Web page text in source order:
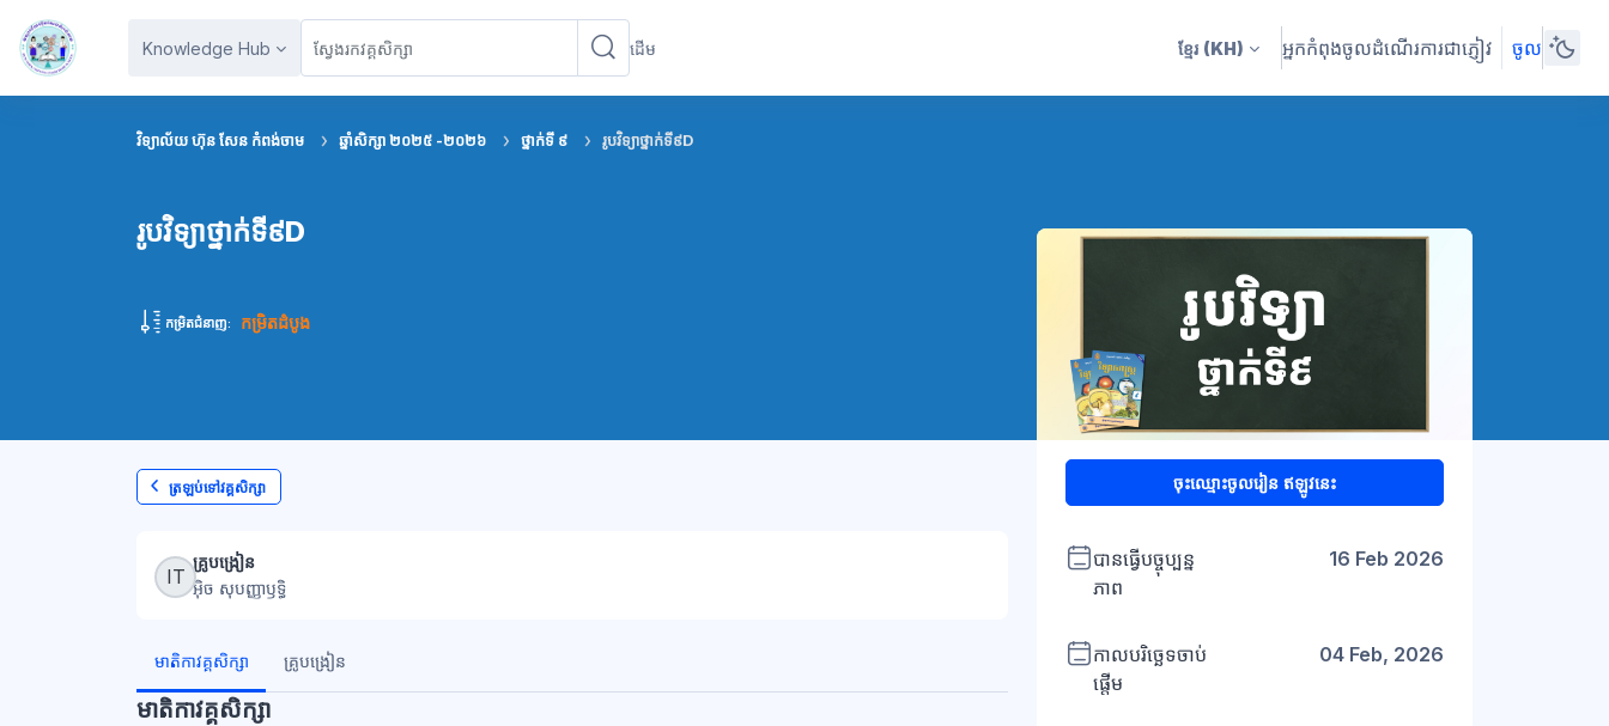
រំលងទៅកាន់មាតិកាមេ
Knowledge Hub
ស្វែងរកវគ្គសិក្សា
ដើម ខ្មែរ (KH) អ្នកកំពុងចូលដំណើរការជាភ្ញៀវ ចូល
វិទ្យាល័យ ហ៊ុន សែន កំពង់ចាម ឆ្នាំសិក្សា ២០២៥ -២០២៦ ថ្នាក់ទី ៩ រូបវិទ្យាថ្នាក់ទី៩D
រូបវិទ្យាថ្នាក់ទី៩D
កម្រិតជំនាញ: កម្រិតដំបូង
ត្រឡប់ទៅវគ្គសិក្សា
ប្លុក
IT
គ្រូបង្រៀន
អ៊ិច សុបញ្ញាឫទ្ធិ
ចុះឈ្មោះចូលរៀន ឥឡូវនេះ
បានធ្វើបច្ចុប្បន្ន
ភាព
16 Feb 2026
កាលបរិច្ឆេទចាប់
ផ្តើម
04 Feb, 2026
មាតិកាវគ្គសិក្សា គ្រូបង្រៀន
មាតិកាវគ្គសិក្សា